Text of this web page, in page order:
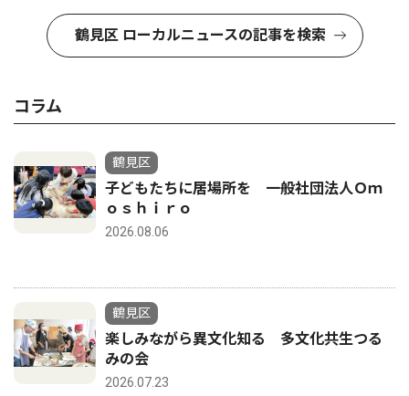
鶴見区 ローカルニュースの記事を検索
コラム
鶴見区
子どもたちに居場所を 一般社団法人Ｏｍ
ｏｓｈｉｒｏ
2026.08.06
鶴見区
楽しみながら異文化知る 多文化共生つる
みの会
2026.07.23